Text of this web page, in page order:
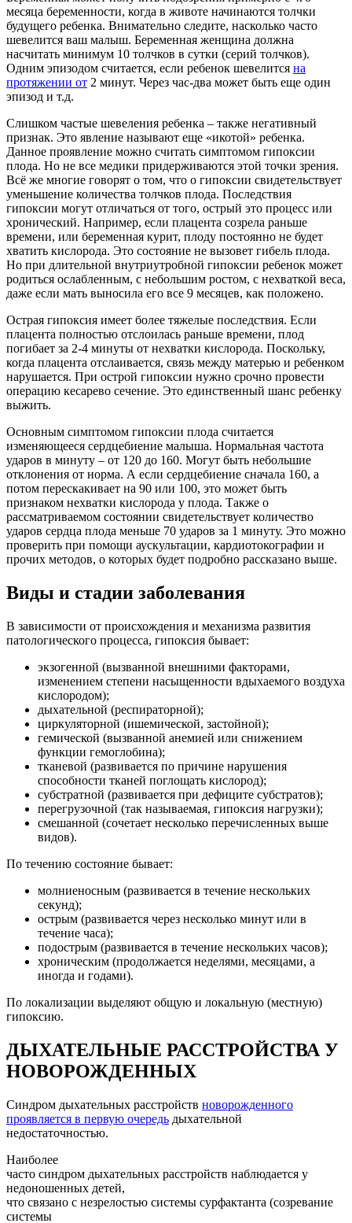
месяца беременности, когда в животе начинаются толчки
будущего ребенка. Внимательно следите, насколько часто
шевелится ваш малыш. Беременная женщина должна
насчитать минимум 10 толчков в сутки (серий толчков).
Одним эпизодом считается, если ребенок шевелится на
протяжении от 2 минут. Через час-два может быть еще один
эпизод и т.д.
Слишком частые шевеления ребенка – также негативный
признак. Это явление называют еще «икотой» ребенка.
Данное проявление можно считать симптомом гипоксии
плода. Но не все медики придерживаются этой точки зрения.
Всё же многие говорят о том, что о гипоксии свидетельствует
уменьшение количества толчков плода. Последствия
гипоксии могут отличаться от того, острый это процесс или
хронический. Например, если плацента созрела раньше
времени, или беременная курит, плоду постоянно не будет
хватить кислорода. Это состояние не вызовет гибель плода.
Но при длительной внутриутробной гипоксии ребенок может
родиться ослабленным, с небольшим ростом, с нехваткой веса,
даже если мать выносила его все 9 месяцев, как положено.
Острая гипоксия имеет более тяжелые последствия. Если
плацента полностью отслоилась раньше времени, плод
погибает за 2-4 минуты от нехватки кислорода. Поскольку,
когда плацента отслаивается, связь между матерью и ребенком
нарушается. При острой гипоксии нужно срочно провести
операцию кесарево сечение. Это единственный шанс ребенку
выжить.
Основным симптомом гипоксии плода считается
изменяющееся сердцебиение малыша. Нормальная частота
ударов в минуту – от 120 до 160. Могут быть небольшие
отклонения от норма. А если сердцебиение сначала 160, а
потом перескакивает на 90 или 100, это может быть
признаком нехватки кислорода у плода. Также о
рассматриваемом состоянии свидетельствует количество
ударов сердца плода меньше 70 ударов за 1 минуту. Это можно
проверить при помощи аускультации, кардиотокографии и
прочих методов, о которых будет подробно рассказано выше.
Виды и стадии заболевания
В зависимости от происхождения и механизма развития
патологического процесса, гипоксия бывает:
экзогенной (вызванной внешними факторами,
изменением степени насыщенности вдыхаемого воздуха
кислородом);
дыхательной (респираторной);
циркуляторной (ишемической, застойной);
гемической (вызванной анемией или снижением
функции гемоглобина);
тканевой (развивается по причине нарушения
способности тканей поглощать кислород);
субстратной (развивается при дефиците субстратов);
перегрузочной (так называемая, гипоксия нагрузки);
смешанной (сочетает несколько перечисленных выше
видов).
По течению состояние бывает:
молниеносным (развивается в течение нескольких
секунд);
острым (развивается через несколько минут или в
течение часа);
подострым (развивается в течение нескольких часов);
хроническим (продолжается неделями, месяцами, а
иногда и годами).
По локализации выделяют общую и локальную (местную)
гипоксию.
ДЫХАТЕЛЬНЫЕ РАССТРОЙСТВА У
НОВОРОЖДЕННЫХ
Синдром дыхательных расстройств новорожденного
проявляется в первую очередь дыхательной
недостаточностью.
Наиболее
часто синдром дыхательных расстройств наблюдается у
недоношенных детей,
что связано с незрелостью системы сурфактанта (созревание
системы